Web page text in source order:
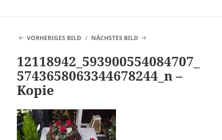
VORHERIGES BILD NÄCHSTES BILD
12118942_593900554084707_
5743658063344678244_n –
Kopie